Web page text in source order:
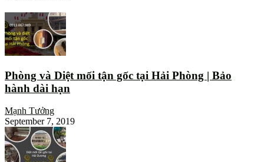
Phòng và Diệt mối tận gốc tại Hải Phòng | Bảo
hành dài hạn
Mạnh Tưởng
September 7, 2019